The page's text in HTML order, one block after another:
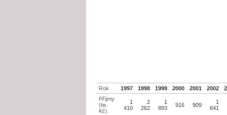
Rok 1997 1998 1999 2000 2001 2002
Příjmy
(tis.
Kč)
1
410
2
262
1
893
916 909
1
641